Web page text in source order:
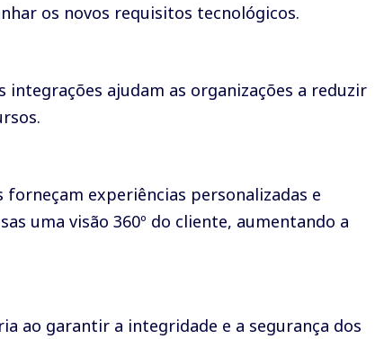
os novos requisitos tecnológicos.
ajudam as organizações a reduzir
experiências personalizadas e
uma visão 360º do cliente, aumentando a
ao garantir a integridade e a segurança dos